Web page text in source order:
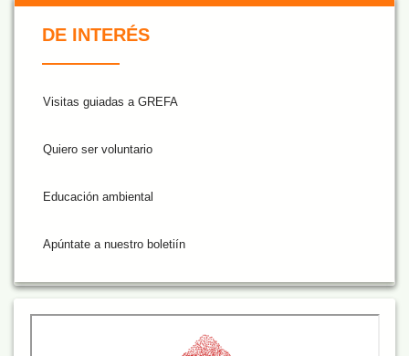
De Interés NARANJA
DE INTERÉS
Visitas guiadas a GREFA
Quiero ser voluntario
Educación ambiental
Apúntate a nuestro boletiín